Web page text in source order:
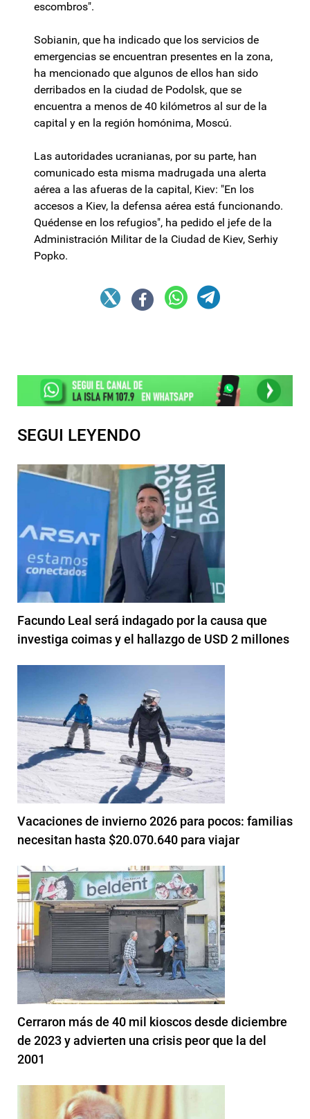
escombros".
Sobianin, que ha indicado que los servicios de
emergencias se encuentran presentes en la zona,
ha mencionado que algunos de ellos han sido
derribados en la ciudad de Podolsk, que se
encuentra a menos de 40 kilómetros al sur de la
capital y en la región homónima, Moscú.
Las autoridades ucranianas, por su parte, han
comunicado esta misma madrugada una alerta
aérea a las afueras de la capital, Kiev: "En los
accesos a Kiev, la defensa aérea está funcionando.
Quédense en los refugios", ha pedido el jefe de la
Administración Militar de la Ciudad de Kiev, Serhiy
Popko.
SEGUI LEYENDO
Facundo Leal será indagado por la causa que
investiga coimas y el hallazgo de USD 2 millones
Vacaciones de invierno 2026 para pocos: familias
necesitan hasta $20.070.640 para viajar
Cerraron más de 40 mil kioscos desde diciembre
de 2023 y advierten una crisis peor que la del
2001